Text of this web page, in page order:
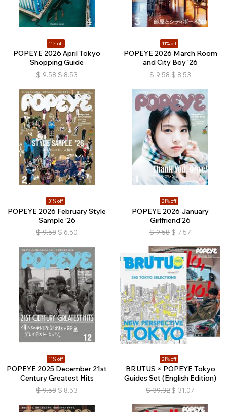
11% off
POPEYE 2026 April Tokyo
Shopping Guide
$ 9.58 $ 8.53
11% off
POPEYE 2026 March Room
and City Boy '26
$ 9.58 $ 8.53
31% off
POPEYE 2026 February Style
Sample ’26
$ 9.58 $ 6.60
21% off
POPEYE 2026 January
Girlfriend'26
$ 9.58 $ 7.57
11% off
POPEYE 2025 December 21st
Century Greatest Hits
$ 9.58 $ 8.53
21% off
BRUTUS × POPEYE Tokyo
Guides Set (English Edition)
$ 39.32 $ 31.07